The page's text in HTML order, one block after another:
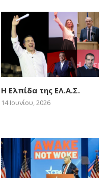
Η Ελπίδα της ΕΛ.Α.Σ.
14 Ιουνίου, 2026